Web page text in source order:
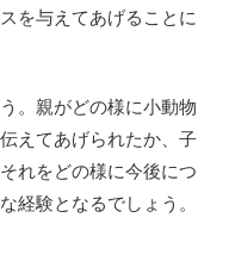
を与えてあげることに
。親がどの様に小動物
えてあげられたか、子
れをどの様に今後につ
経験となるでしょう。